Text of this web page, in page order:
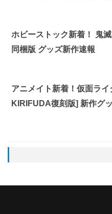
ホビーストック新着！ 鬼
同梱版 グッズ新作速報
アニメイト新着！仮面ラ
KIRIFUDA復刻版] 新作グ